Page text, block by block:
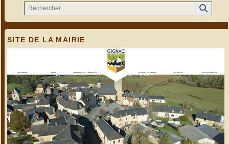
SITE DE LA MAIRIE